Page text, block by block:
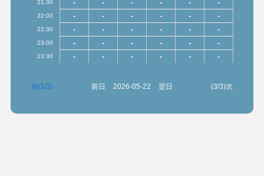
21:30 - - - - - -
22:00 - - - - - -
22:30 - - - - - -
23:00 - - - - - -
23:30 - - - - - -
前(1/3) 前日 2026-05-22 翌日 (3/3)次